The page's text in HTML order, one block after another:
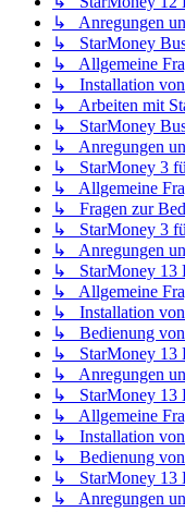
↳ Anregungen
↳ StarMoney
↳ Allgemeine
↳ Installation von
↳ Arbeiten mit
↳ StarMoney
↳ Anregungen
↳ StarMoney 3
↳ Allgemeine
↳ Fragen zur
↳ StarMoney 3
↳ Anregungen
↳ StarMoney 13
↳ Allgemeine
↳ Installation von
↳ Bedienung von
↳ StarMoney 13
↳ Anregungen
↳ StarMoney 13
↳ Allgemeine
↳ Installation von
↳ Bedienung von
↳ StarMoney 13
↳ Anregungen